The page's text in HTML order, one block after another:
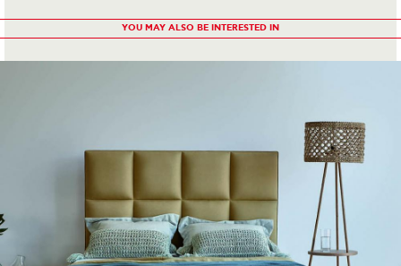
YOU MAY ALSO BE INTERESTED IN